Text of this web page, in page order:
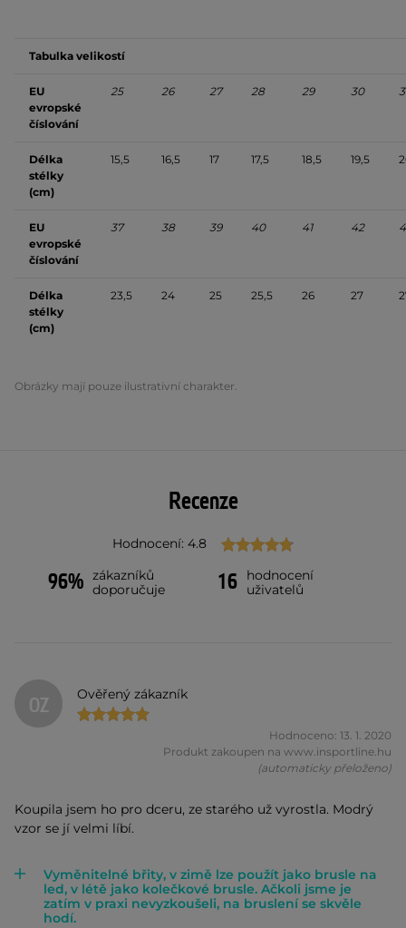
Tabulka velikostí
EU
evropské
číslování
25 26 27 28 29 30
Délka
stélky
(cm)
15,5 16,5 17 17,5 18,5 19,5
EU
evropské
číslování
37 38 39 40 41 42
Délka
stélky
(cm)
23,5 24 25 25,5 26 27
Obrázky mají pouze ilustrativní charakter.
Recenze
Hodnocení: 4.8
96% zákazníků
doporučuje
16
hodnocení
uživatelů
OZ Ověřený zákazník
Hodnoceno: 13. 1. 2020
Produkt zakoupen na www.insportline.hu
(automaticky přeloženo)
Koupila jsem ho pro dceru, ze starého už vyrostla. Modrý
vzor se jí velmi líbí.
Vyměnitelné břity, v zimě lze použít jako brusle na
led, v létě jako kolečkové brusle. Ačkoli jsme je
zatím v praxi nevyzkoušeli, na bruslení se skvěle
hodí.